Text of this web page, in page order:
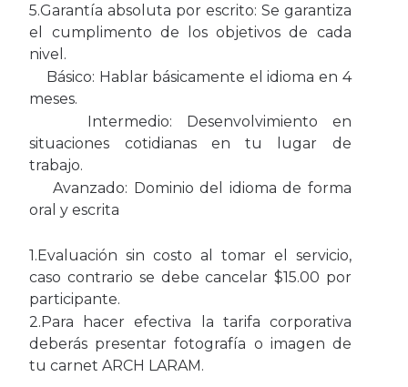
5.Garantía absoluta por escrito: Se garantiza
el cumplimento de los objetivos de cada
nivel.
Básico: Hablar básicamente el idioma en 4
meses.
Intermedio: Desenvolvimiento en
situaciones cotidianas en tu lugar de
trabajo.
Avanzado: Dominio del idioma de forma
oral y escrita
1.Evaluación sin costo al tomar el servicio,
caso contrario se debe cancelar $15.00 por
participante.
2.Para hacer efectiva la tarifa corporativa
deberás presentar fotografía o imagen de
tu carnet ARCH LARAM.